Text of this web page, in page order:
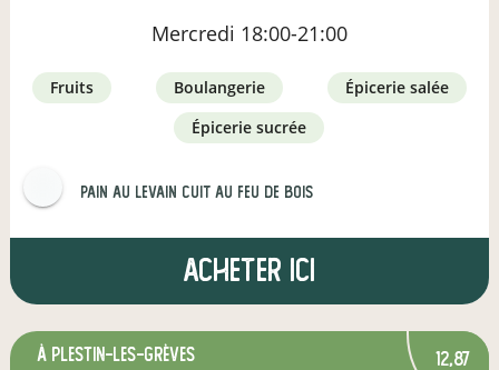
Mercredi 18:00-21:00
fruits boulangerie
épicerie salée
épicerie sucrée
Pain au levain Cuit au feu de bois
Acheter ici
à Plestin-les-Grèves 12,87